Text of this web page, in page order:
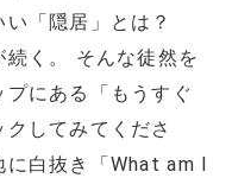
「隠居」とは？
続く。 そんな徒然を
にある「もうすぐ
してみてくださ
白抜き「What am I